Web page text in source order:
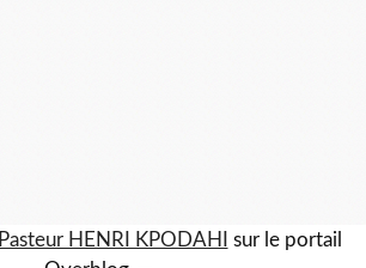
Pasteur HENRI KPODAHI
sur le portail